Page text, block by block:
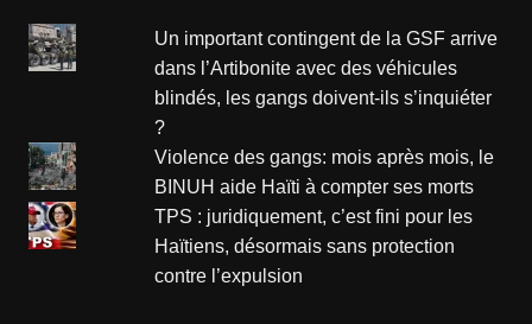
Un important contingent de la GSF arrive
dans l’Artibonite avec des véhicules
blindés, les gangs doivent-ils s’inquiéter
?
Violence des gangs: mois après mois, le
BINUH aide Haïti à compter ses morts
TPS : juridiquement, c’est fini pour les
Haïtiens, désormais sans protection
contre l’expulsion